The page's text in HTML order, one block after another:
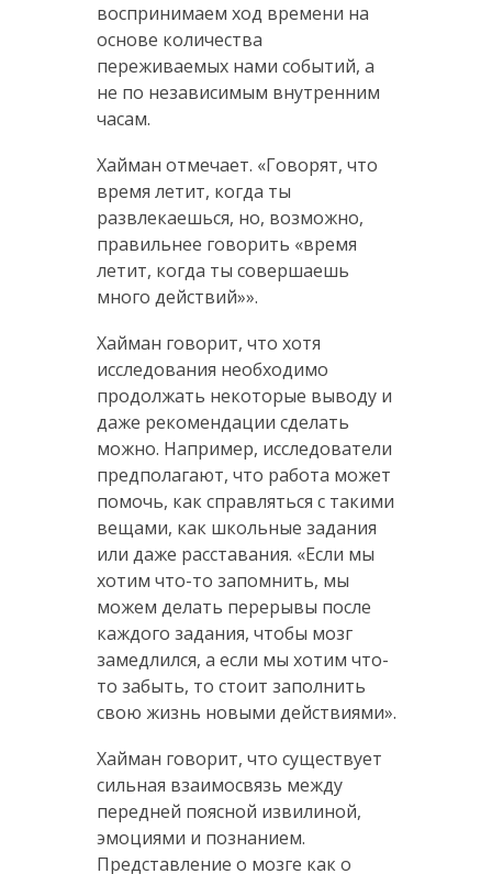
воспринимаем ход времени на
основе количества
переживаемых нами событий, а
не по независимым внутренним
часам.
Хайман отмечает. «Говорят, что
время летит, когда ты
развлекаешься, но, возможно,
правильнее говорить «время
летит, когда ты совершаешь
много действий»».
Хайман говорит, что хотя
исследования необходимо
продолжать некоторые выводу и
даже рекомендации сделать
можно. Например, исследователи
предполагают, что работа может
помочь, как справляться с такими
вещами, как школьные задания
или даже расставания. «Если мы
хотим что-то запомнить, мы
можем делать перерывы после
каждого задания, чтобы мозг
замедлился, а если мы хотим что-
то забыть, то стоит заполнить
свою жизнь новыми действиями».
Хайман говорит, что существует
сильная взаимосвязь между
передней поясной извилиной,
эмоциями и познанием.
Представление о мозге как о